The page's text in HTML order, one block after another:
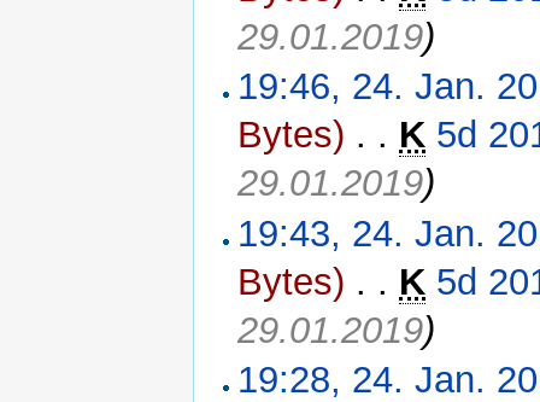
29.01.2019)
19:46, 24. Jan.
Bytes) . . K 5d
29.01.2019)
19:43, 24. Jan.
Bytes) . . K 5d
29.01.2019)
19:28, 24. Jan.